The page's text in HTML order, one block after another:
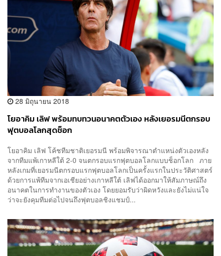
28 มิถุนายน 2018
โยอาคิม เลิฟ พร้อมทบทวนอนาคตตัวเอง หลังเยอรมนีตกรอบ
ฟุตบอลโลกสุดช็อก
โยอาคิม เลิฟ โค้ชทีมชาติเยอรมนี พร้อมพิจารณาตำแหน่งตัวเองหลัง
จากทีมแพ้เกาหลีใต้ 2-0 จนตกรอบแรกฟุตบอลโลกแบบช็อกโลก ภาย
หลังเกมที่เยอรมนีตกรอบแรกฟุตบอลโลกเป็นครั้งแรกในประวัติศาสตร์
ด้วยการแพ้ทีมจากเอเชียอย่างเกาหลีใต้ เลิฟได้ออกมาให้สัมภาษณ์ถึง
อนาคตในการทำงานของตัวเอง โดยยอมรับว่าผิดหวังและยังไม่แน่ใจ
ว่าจะยังคุมทีมต่อไปจนถึงฟุตบอลชิงแชมป์...